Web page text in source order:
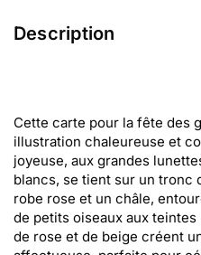
Description
Cette carte pour la fête des
illustration chaleureuse et
joyeuse, aux grandes
blancs, se tient sur un tronc
robe rose et un châle,
de petits oiseaux aux
de rose et de beige créent